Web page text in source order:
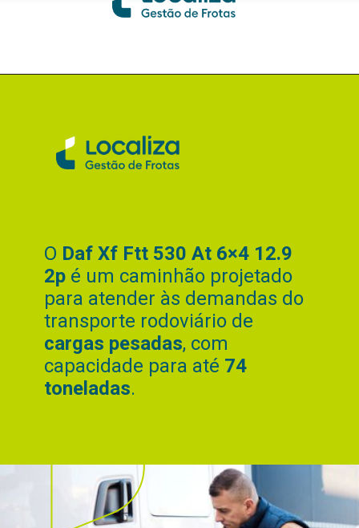
O Daf Xf Ftt 530 At 6×4 12.9
2p é um caminhão projetado
para atender às demandas do
transporte rodoviário de
cargas pesadas, com
capacidade para até 74
toneladas.